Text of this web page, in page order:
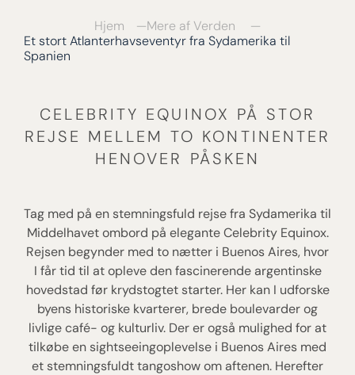
Hjem
Mere af Verden
Et stort Atlanterhavseventyr fra Sydamerika til
Spanien
CELEBRITY EQUINOX PÅ STOR
REJSE MELLEM TO KONTINENTER
HENOVER PÅSKEN
Tag med på en stemningsfuld rejse fra Sydamerika til
Middelhavet ombord på elegante Celebrity Equinox.
Rejsen begynder med to nætter i Buenos Aires, hvor
I får tid til at opleve den fascinerende argentinske
hovedstad før krydstogtet starter. Her kan I udforske
byens historiske kvarterer, brede boulevarder og
livlige café- og kulturliv. Der er også mulighed for at
tilkøbe en sightseeingoplevelse i Buenos Aires med
et stemningsfuldt tangoshow om aftenen. Herefter